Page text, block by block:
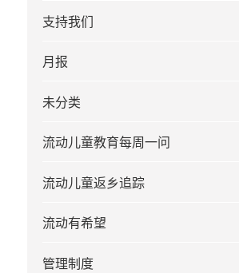
支持我们
月报
未分类
流动儿童教育每周一问
流动儿童返乡追踪
流动有希望
管理制度